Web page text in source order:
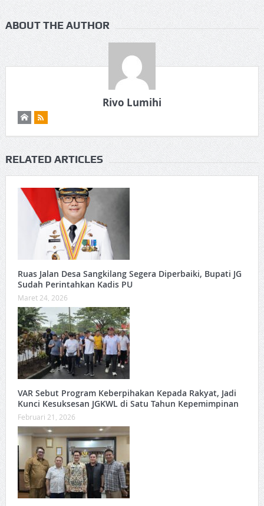
ABOUT THE AUTHOR
Rivo Lumihi
RELATED ARTICLES
Ruas Jalan Desa Sangkilang Segera Diperbaiki, Bupati JG
Sudah Perintahkan Kadis PU
Maret 24, 2026
VAR Sebut Program Keberpihakan Kepada Rakyat, Jadi
Kunci Kesuksesan JGKWL di Satu Tahun Kepemimpinan
Februari 21, 2026